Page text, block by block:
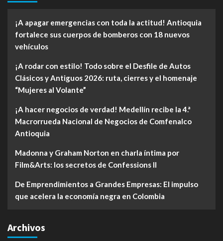
¡A apagar emergencias con toda la actitud! Antioquia
fortalece sus cuerpos de bomberos con 18 nuevos
vehículos
¡A rodar con estilo! Todo sobre el Desfile de Autos
Clásicos y Antiguos 2026: ruta, cierres y el homenaje
“Mujeres al Volante”
¡A hacer negocios de verdad! Medellín recibe la 4.ª
Macrorrueda Nacional de Negocios de Comfenalco
Antioquia
Madonna y Graham Norton en charla íntima por
Film&Arts: los secretos de Confessions II
De Emprendimientos a Grandes Empresas: El impulso
que acelera la economía negra en Colombia
Archivos